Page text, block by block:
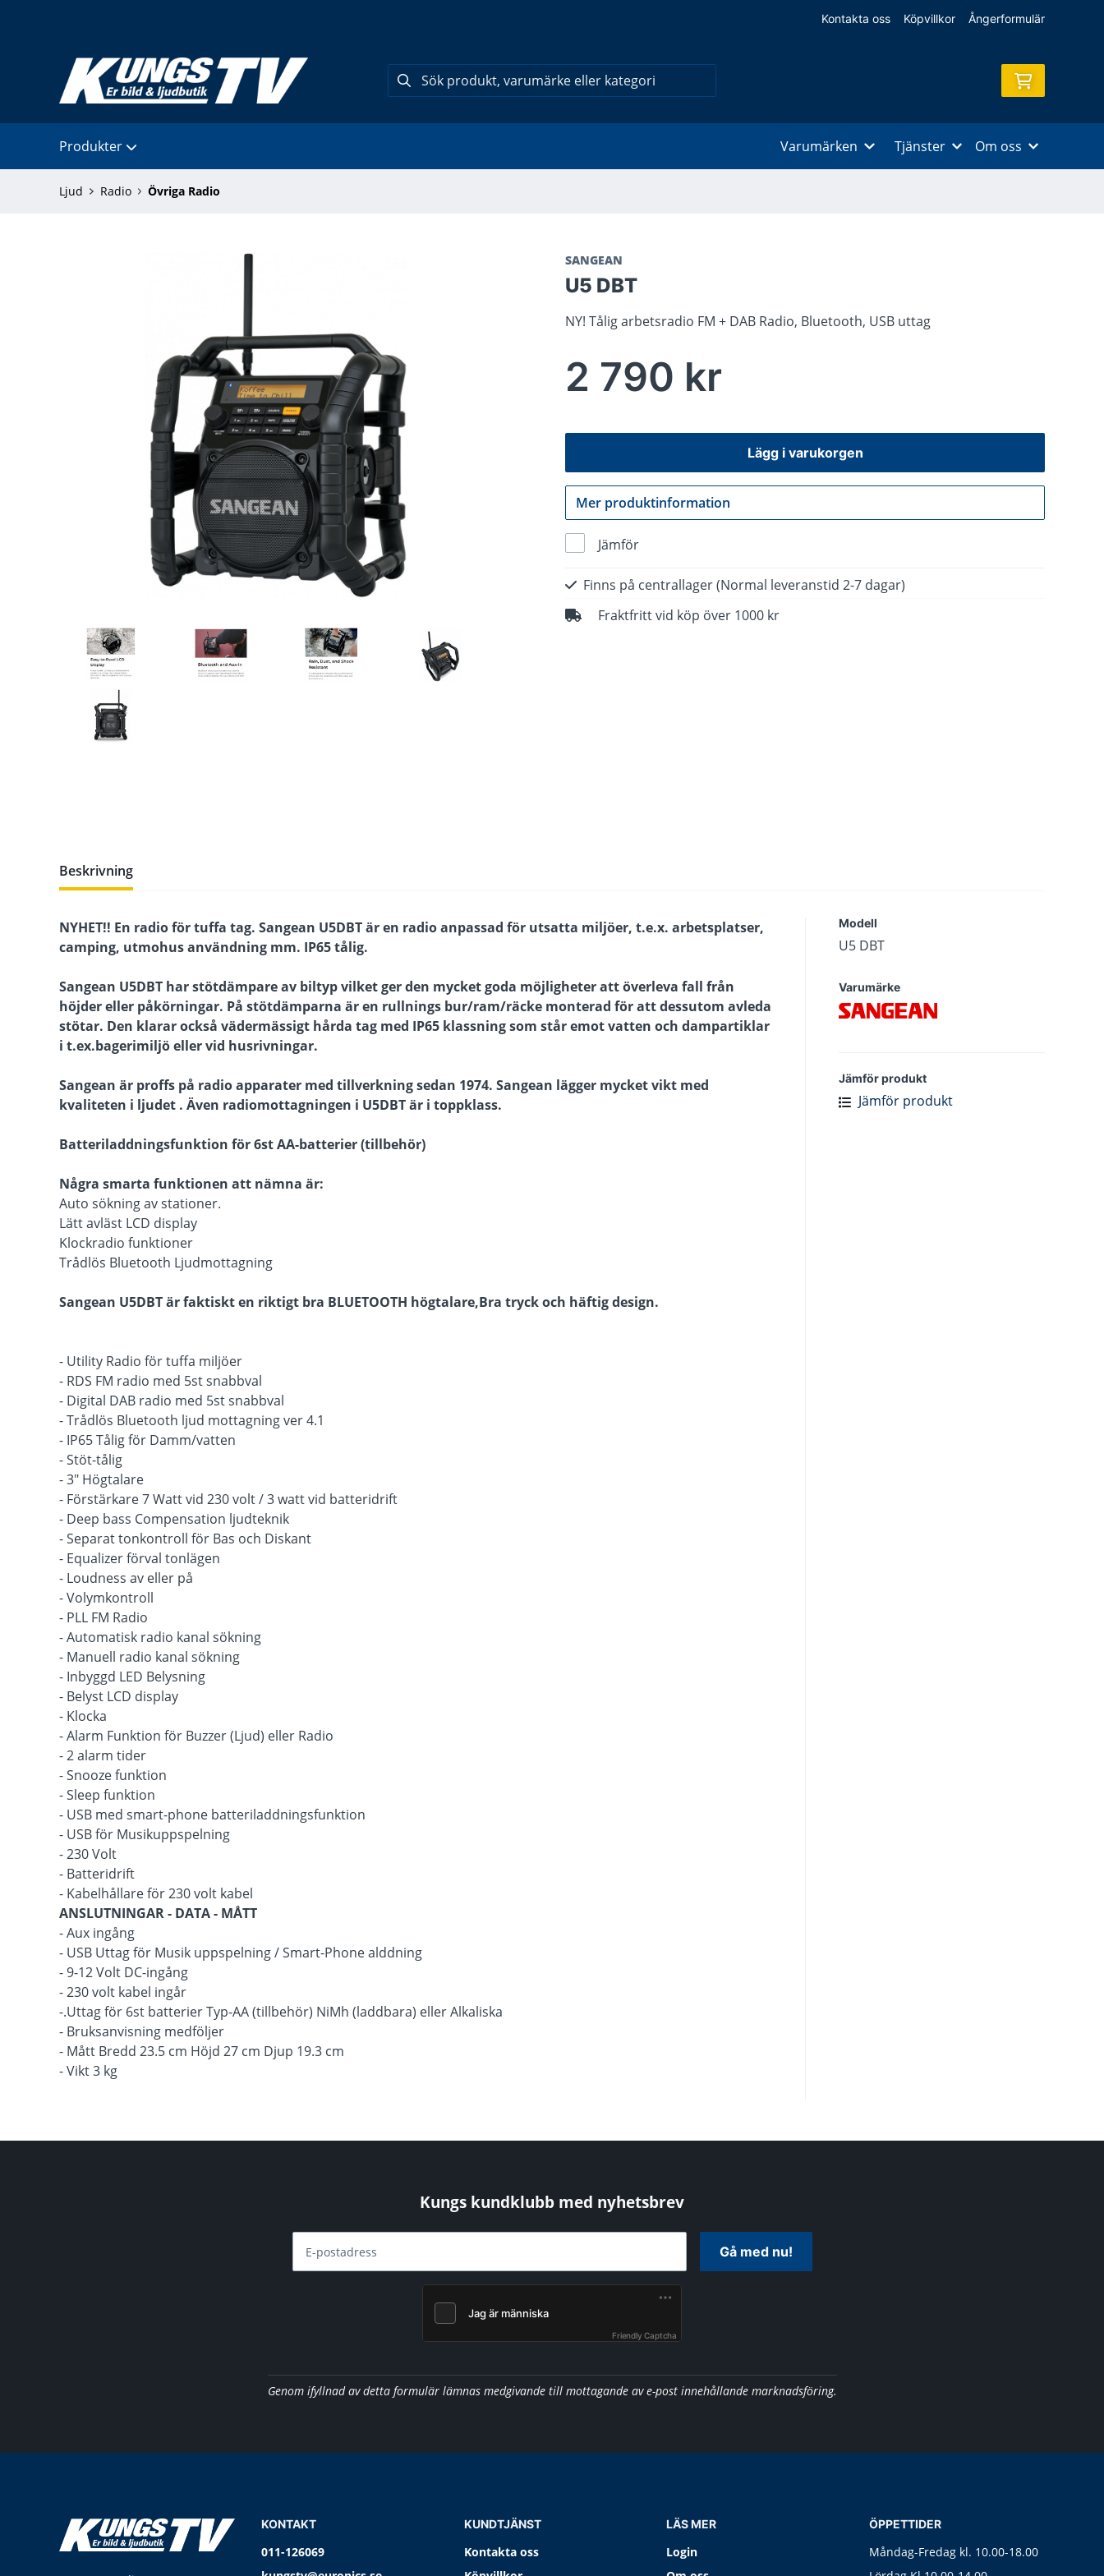
Kontakta oss Köpvillkor Ångerformulär
Produkter Varumärken Tjänster Om oss
Ljud Radio Övriga Radio
SANGEAN
U5 DBT
NY! Tålig arbetsradio FM + DAB Radio, Bluetooth, USB uttag
2 790 kr
Lägg i varukorgen
Mer produktinformation
Jämför
Finns på centrallager(Normal leveranstid 2-7 dagar)
Fraktfritt vid köp över 1000 kr
Beskrivning
NYHET!! En radio för tuffa tag. Sangean U5DBT är en radio anpassad för utsatta miljöer, t.e.x. arbetsplatser,
camping, utmohus användning mm. IP65 tålig.
Sangean U5DBT har stötdämpare av biltyp vilket ger den mycket goda möjligheter att överleva fall från
höjder eller påkörningar. På stötdämparna är en rullnings bur/ram/räcke monterad för att dessutom avleda
stötar. Den klarar också vädermässigt hårda tag med IP65 klassning som står emot vatten och dampartiklar
i t.ex.bagerimiljö eller vid husrivningar.
Sangean är proffs på radio apparater med tillverkning sedan 1974. Sangean lägger mycket vikt med
kvaliteten i ljudet . Även radiomottagningen i U5DBT är i toppklass.
Batteriladdningsfunktion för 6st AA-batterier (tillbehör)
Några smarta funktionen att nämna är:
Auto sökning av stationer.
Lätt avläst LCD display
Klockradio funktioner
Trådlös Bluetooth Ljudmottagning
Sangean U5DBT är faktiskt en riktigt bra BLUETOOTH högtalare,Bra tryck och häftig design.
- Utility Radio för tuffa miljöer
- RDS FM radio med 5st snabbval
- Digital DAB radio med 5st snabbval
- Trådlös Bluetooth ljud mottagning ver 4.1
- IP65 Tålig för Damm/vatten
- Stöt-tålig
- 3" Högtalare
- Förstärkare 7 Watt vid 230 volt / 3 watt vid batteridrift
- Deep bass Compensation ljudteknik
- Separat tonkontroll för Bas och Diskant
- Equalizer förval tonlägen
- Loudness av eller på
- Volymkontroll
- PLL FM Radio
- Automatisk radio kanal sökning
- Manuell radio kanal sökning
- Inbyggd LED Belysning
- Belyst LCD display
- Klocka
- Alarm Funktion för Buzzer (Ljud) eller Radio
- 2 alarm tider
- Snooze funktion
- Sleep funktion
- USB med smart-phone batteriladdningsfunktion
- USB för Musikuppspelning
- 230 Volt
- Batteridrift
- Kabelhållare för 230 volt kabel
ANSLUTNINGAR - DATA - MÅTT
- Aux ingång
- USB Uttag för Musik uppspelning / Smart-Phone alddning
- 9-12 Volt DC-ingång
- 230 volt kabel ingår
-.Uttag för 6st batterier Typ-AA (tillbehör) NiMh (laddbara) eller Alkaliska
- Bruksanvisning medföljer
- Mått Bredd 23.5 cm Höjd 27 cm Djup 19.3 cm
- Vikt 3 kg
Modell
U5 DBT
Varumärke
Jämför produkt
Jämför produkt
Kungs kundklubb med nyhetsbrev
E-postadress Gå med nu!
Friendly Captcha
Genom ifyllnad av detta formulär lämnas medgivande till mottagande av e-post innehållande marknadsföring.
KONTAKT
011-126069
KUNDTJÄNST
Kontakta oss
LÄS MER
Login
ÖPPETTIDER
Måndag-Fredag kl. 10.00-18.00